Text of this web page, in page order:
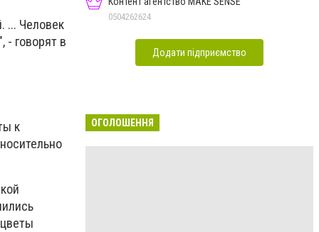
... Человек
- говорят в
к
0504262624
Додати підприємство
ОГОЛОШЕННЯ